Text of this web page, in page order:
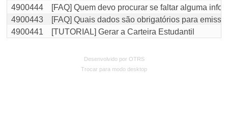
4900444
[FAQ] Quem devo procurar se faltar alguma
4900443
[FAQ] Quais dados são obrigatórios para
4900441
[TUTORIAL] Gerar a Carteira Estudantil
Desenvolvido por OTRS
Trocar para modo desktop